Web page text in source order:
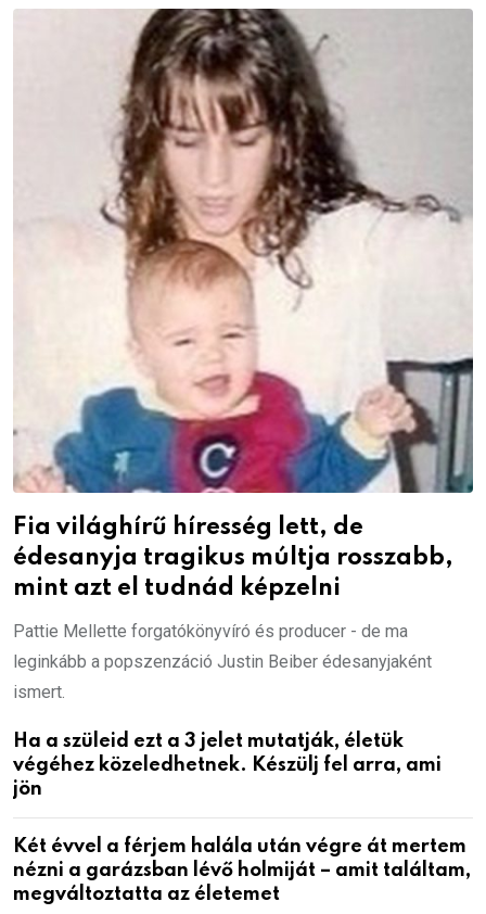
Fia világhírű híresség lett, de
édesanyja tragikus múltja rosszabb,
mint azt el tudnád képzelni
Pattie Mellette forgatókönyvíró és producer - de ma
leginkább a popszenzáció Justin Beiber édesanyjaként
ismert.
Ha a szüleid ezt a 3 jelet mutatják, életük
végéhez közeledhetnek. Készülj fel arra, ami
jön
Két évvel a férjem halála után végre át mertem
nézni a garázsban lévő holmiját – amit találtam,
megváltoztatta az életemet